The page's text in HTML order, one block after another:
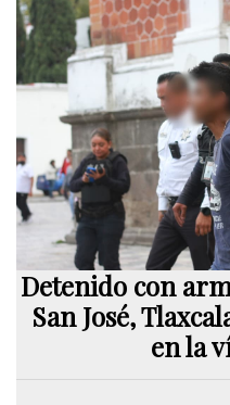
Detenido con
San José,
en la